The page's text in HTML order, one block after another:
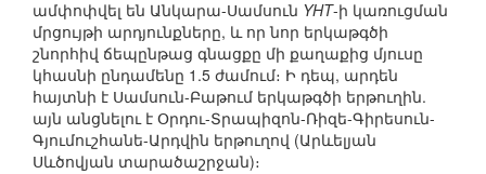
ամփոփվել են Անկարա-Սամսուն YHT-ի կառուցման
մրցույթի արդյունքները, և որ նոր երկաթգծի
շնորհիվ ճեպընթաց գնացքը մի քաղաքից մյուսը
կհասնի ընդամենը 1.5 ժամում։ Ի դեպ, արդեն
հայտնի է Սամսուն-Բաթում երկաթգծի երթուղին.
այն անցնելու է Օրդու-Տրապիզոն-Ռիզե-Գիրեսուն-
Գյումուշհանե-Արդվին երթուղով (Արևելյան
Սևծովյան տարածաշրջան)։